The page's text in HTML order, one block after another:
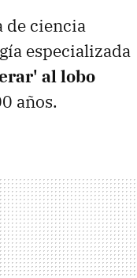
de ciencia
especializada
al lobo
años.